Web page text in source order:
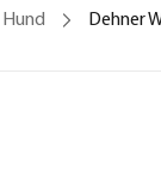
Dehner